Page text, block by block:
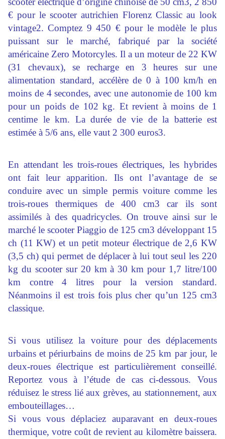
€ pour le scooter autrichien Florenz Classic au look
vintage2. Comptez 9 450 € pour le modèle le plus
puissant sur le marché, fabriqué par la société
américaine Zero Motorcyles. Il a un moteur de 22 KW
(31 chevaux), se recharge en 3 heures sur une
alimentation standard, accélère de 0 à 100 km/h en
moins de 4 secondes, avec une autonomie de 100 km
pour un poids de 102 kg. Et revient à moins de 1
centime le km. La durée de vie de la batterie est
estimée à 5/6 ans, elle vaut 2 300 euros3.
En attendant les trois-roues électriques, les hybrides
ont fait leur apparition. Ils ont l’avantage de se
conduire avec un simple permis voiture comme les
trois-roues thermiques de 400 cm3 car ils sont
assimilés à des quadricycles. On trouve ainsi sur le
marché le scooter Piaggio de 125 cm3 développant 15
ch (11 KW) et un petit moteur électrique de 2,6 KW
(3,5 ch) qui permet de déplacer à lui tout seul les 220
kg du scooter sur 20 km à 30 km pour 1,7 litre/100
km contre 4 litres pour la version standard.
Néanmoins il est trois fois plus cher qu’un 125 cm3
classique.
Si vous utilisez la voiture pour des déplacements
urbains et périurbains de moins de 25 km par jour, le
deux-roues électrique est particulièrement conseillé.
Reportez vous à l’étude de cas ci-dessous. Vous
réduisez le stress lié aux grèves, au stationnement, aux
embouteillages…
Si vous vous déplaciez auparavant en deux-roues
thermique, votre coût de revient au kilomètre baissera.